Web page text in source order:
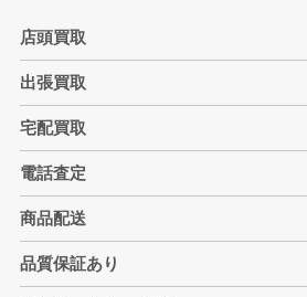
店頭買取
出張買取
宅配買取
電話査定
商品配送
品質保証あり